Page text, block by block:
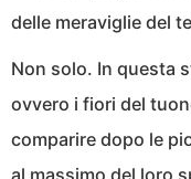
delle meraviglie del
Non solo. In questa
ovvero i fiori del
comparire dopo le